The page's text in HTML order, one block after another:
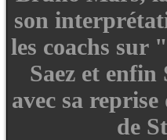
son
les coachs sur
Saez et enfin
avec sa
de